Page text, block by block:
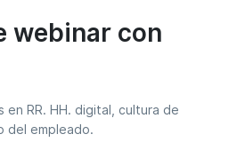
webinar con
en RR. HH. digital, cultura de
del empleado.